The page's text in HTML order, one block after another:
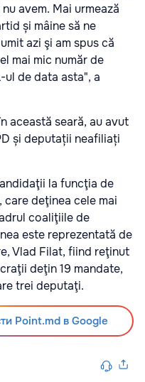
avem. Mai urmează
și mâine să ne
azi şi am spus că
mai mic număr de
ul de data asta", a
această seară, au avut
și deputații neafiliați
la funcţia de
care deţinea cele mai
coaliţiile de
este reprezentată de
Vlad Filat, fiind reţinut
deţin 19 mandate,
trei deputaţi.
Point.md в Google